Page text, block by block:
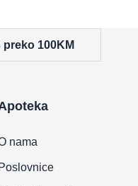
100KM
nama
Poslovnice